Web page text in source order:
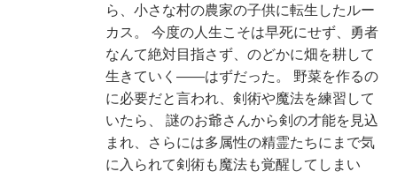
ら、小さな村の農家の子供に転生したルー
カス。 今度の人生こそは早死にせず、勇者
なんて絶対目指さず、のどかに畑を耕して
生きていく――はずだった。 野菜を作るの
に必要だと言われ、剣術や魔法を練習して
いたら、 謎のお爺さんから剣の才能を見込
まれ、さらには多属性の精霊たちにまで気
に入られて剣術も魔法も覚醒してしまい